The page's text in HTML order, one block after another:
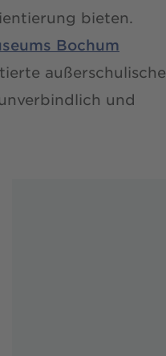
bieten.
Bochum
außerschulische
und